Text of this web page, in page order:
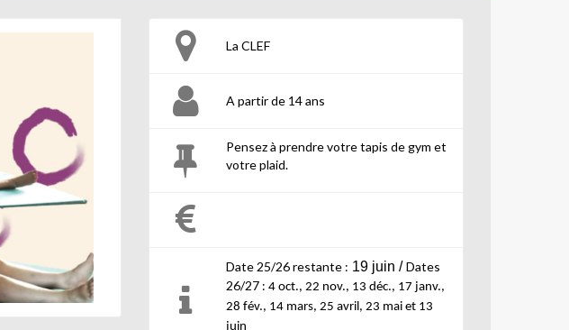
La CLEF
A partir de 14 ans
Pensez à prendre votre tapis de gym et
votre plaid.
Date 25/26 restante : 19 juin /Dates
26/27 : 4 oct., 22 nov., 13 déc., 17 janv.,
28 fév., 14 mars, 25 avril, 23 mai et 13
juin